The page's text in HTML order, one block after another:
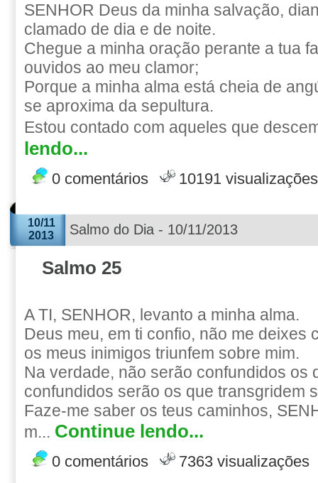
SENHOR Deus da minha salvação,
clamado de dia e de noite.
Chegue a minha oração perante a tua
ouvidos ao meu clamor;
Porque a minha alma está cheia de
se aproxima da sepultura.
Estou contado com aqueles que
lendo...
0 comentários 10191 visualizações
10/11
2013
Salmo do Dia - 10/11/2013
Salmo 25
A TI, SENHOR, levanto a minha alma.
Deus meu, em ti confio, não me deixes
os meus inimigos triunfem sobre mim.
Na verdade, não serão confundidos os
confundidos serão os que transgridem
Faze-me saber os teus caminhos,
m... Continue lendo...
0 comentários 7363 visualizações